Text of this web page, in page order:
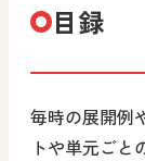
目録
毎時の展開例
トや単元ご